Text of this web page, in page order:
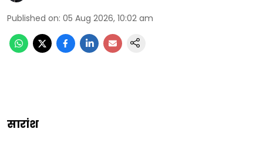
Published on: 05 Aug 2026, 10:02 am
सारांश